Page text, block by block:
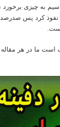
به چیزی برخورد
نفوذ کرد پس
است ما در هر مقاله